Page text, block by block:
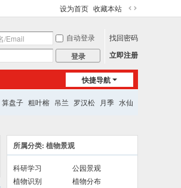
设为首页 收藏本站
切
到
宽
版
自动登录
找回密码
登录 立即注册
快捷导航
算盘子 粗叶榕 吊兰 罗汉松 月季 水仙
所属分类: 植物景观
科研学习
公园景观
植物识别
植物分布